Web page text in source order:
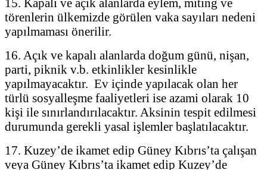
törenlerin ülkemizde görülen vaka sayıları nedeni
yapılmaması önerilir.
16. Açık ve kapalı alanlarda doğum günü, nişan,
parti, piknik v.b. etkinlikler kesinlikle
yapılmayacaktır. Ev içinde yapılacak olan her
türlü sosyalleşme faaliyetleri ise azami olarak 10
kişi ile sınırlandırılacaktır. Aksinin tespit edilmesi
durumunda gerekli yasal işlemler başlatılacaktır.
17. Kuzey’de ikamet edip Güney Kıbrıs’ta çalışan
veya Güney Kıbrıs’ta ikamet edip Kuzey’de